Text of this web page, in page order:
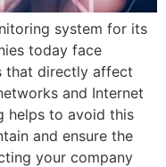
system for its
today face
that directly affect
and Internet
helps to avoid this
and ensure the
your company